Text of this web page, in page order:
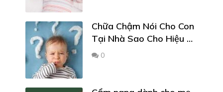
Chữa Chậm Nói Cho Con
Tại Nhà Sao Cho Hiệu …
0